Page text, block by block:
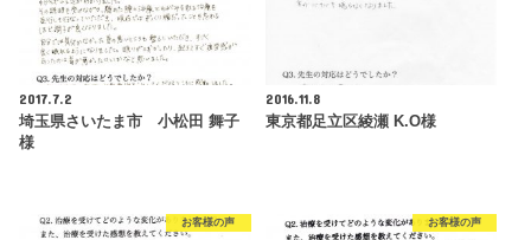
2017.7.2
埼玉県さいたま市 小松田 舞子
様
2016.11.8
東京都足立区綾瀬 K.O様
お客様の声 お客様の声